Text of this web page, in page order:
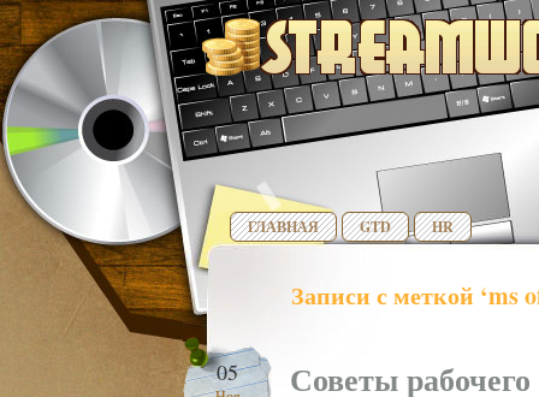
ГЛАВНАЯ GTD HR
Записи с меткой ‘ms
05
Советы